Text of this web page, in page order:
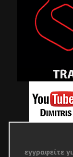
εγγραφείτε